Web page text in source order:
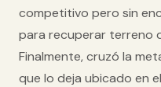
competitivo pero sin
para recuperar terreno
Finalmente, cruzó la
que lo deja ubicado en el